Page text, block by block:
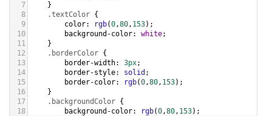
7
}
8
.textColor {
9
color: rgb(0,80, 153);
10
background-color: white;
11
}
12
.borderColor {
13
border-width: 3px;
14
border-style: solid ;
15
border-color: rgb(0,80, 153);
16
}
17
.backgroundColor {
18
background-color: rgb(0,80, 153);